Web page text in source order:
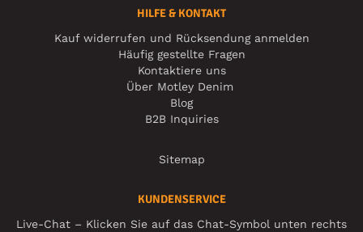
HILFE & KONTAKT
Kauf widerrufen und Rücksendung anmelden
Häufig gestellte Fragen
Kontaktiere uns
Über Motley Denim
Blog
B2B Inquiries
Sitemap
KUNDENSERVICE
Live-Chat – Klicken Sie auf das Chat-Symbol unten rechts